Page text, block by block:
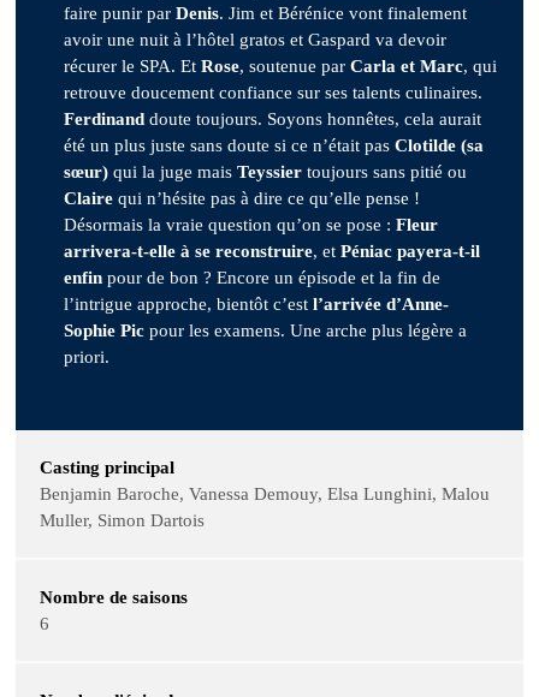
faire punir parDenis. Jim et Bérénice vont finalement
avoir une nuit à l’hôtel gratos et Gaspard va devoir
récurer le SPA. EtRose, soutenue parCarla et Marc, qui
retrouve doucement confiance sur ses talents culinaires.
Ferdinand doute toujours. Soyons honnêtes, cela aurait
été un plus juste sans doute si ce n’était pasClotilde (sa
sœur) qui la juge maisTeyssier toujours sans pitié ou
Claire qui n’hésite pas à dire ce qu’elle pense !
Désormais la vraie question qu’on se pose :Fleur
arrivera-t-elle à se reconstruire, etPéniac payera-t-il
enfin pour de bon ? Encore un épisode et la fin de
l’intrigue approche, bientôt c’estl’arrivée d’Anne-
Sophie Pic pour les examens. Une arche plus légère a
priori.
Casting principal
Benjamin Baroche, Vanessa Demouy, Elsa Lunghini, Malou
Muller, Simon Dartois
Nombre de saisons
6